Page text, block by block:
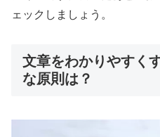
ェックしましょう。
文章をわかりやすく
な原則は？